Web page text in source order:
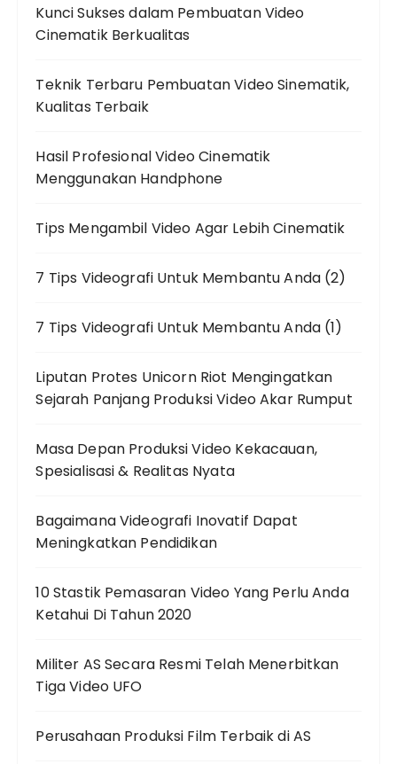
Kunci Sukses dalam Pembuatan Video
Cinematik Berkualitas
Teknik Terbaru Pembuatan Video Sinematik,
Kualitas Terbaik
Hasil Profesional Video Cinematik
Menggunakan Handphone
Tips Mengambil Video Agar Lebih Cinematik
7 Tips Videografi Untuk Membantu Anda (2)
7 Tips Videografi Untuk Membantu Anda (1)
Liputan Protes Unicorn Riot Mengingatkan
Sejarah Panjang Produksi Video Akar Rumput
Masa Depan Produksi Video Kekacauan,
Spesialisasi & Realitas Nyata
Bagaimana Videografi Inovatif Dapat
Meningkatkan Pendidikan
10 Stastik Pemasaran Video Yang Perlu Anda
Ketahui Di Tahun 2020
Militer AS Secara Resmi Telah Menerbitkan
Tiga Video UFO
Perusahaan Produksi Film Terbaik di AS